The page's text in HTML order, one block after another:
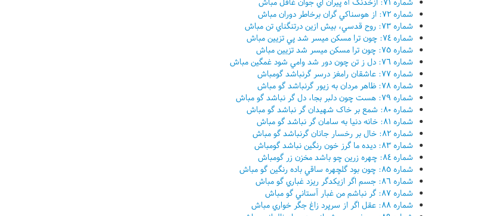
شماره ٧٢: از هوسناکي گران برخاطر دوران مباش
شماره ٧٣: روح قدسي، بيش ازين درتنگناي تن مباش
شماره ٧٤: چون ترا مسکن ميسر شد پي تزيين مباش
شماره ٧٥: چون ترا مسکن ميسر شد تزيين مباش
شماره ٧٦: دل ز تن چون دور شد وامي شود غمگين مباش
شماره ٧٧: عاشقان رامغز درسر گرنباشد گومباش
شماره ٧٨: ظاهر مردان به زيور گرنباشد گو مباش
شماره ٧٩: هست چون دلبر بجا، دل گر نباشد گو مباش
شماره ٨٠: شمع بر خاک شهيدان گر نباشد گو مباش
شماره ٨١: خانه دنيا به سامان گر نباشد گو مباش
شماره ٨٢: خال بر رخسار جانان گرنباشد گو مباش
شماره ٨٣: ديده ما گرز خون رنگين نباشد گومباش
شماره ٨٤: چهره زرين چو باشد مخزن زر گومباش
شماره ٨٥: چون بود گلچهره ساقي باده رنگين گو مباش
شماره ٨٦: جسم اگر ازيکدگر ريزد غباري گو مباش
شماره ٨٧: گر نباشم من غبار آستاني گو مباش
شماره ٨٨: عقل اگر از سرپرد زاغ جگر خواري مباش